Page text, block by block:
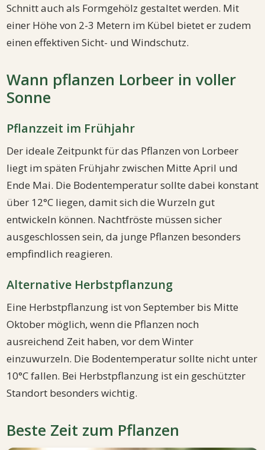
Schnitt auch als Formgehölz gestaltet werden. Mit
einer Höhe von 2-3 Metern im Kübel bietet er zudem
einen effektiven Sicht- und Windschutz.
Wann pflanzen Lorbeer in voller
Sonne
Pflanzzeit im Frühjahr
Der ideale Zeitpunkt für das Pflanzen von Lorbeer
liegt im späten Frühjahr zwischen Mitte April und
Ende Mai. Die Bodentemperatur sollte dabei konstant
über 12°C liegen, damit sich die Wurzeln gut
entwickeln können. Nachtfröste müssen sicher
ausgeschlossen sein, da junge Pflanzen besonders
empfindlich reagieren.
Alternative Herbstpflanzung
Eine Herbstpflanzung ist von September bis Mitte
Oktober möglich, wenn die Pflanzen noch
ausreichend Zeit haben, vor dem Winter
einzuwurzeln. Die Bodentemperatur sollte nicht unter
10°C fallen. Bei Herbstpflanzung ist ein geschützter
Standort besonders wichtig.
Beste Zeit zum Pflanzen